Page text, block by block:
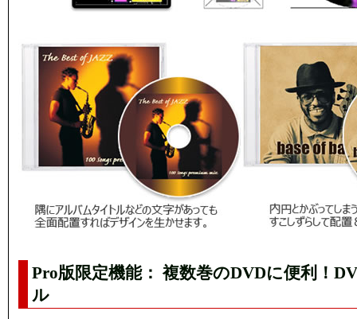
Pro版限定機能： 複数巻のDVDに便利！
ル